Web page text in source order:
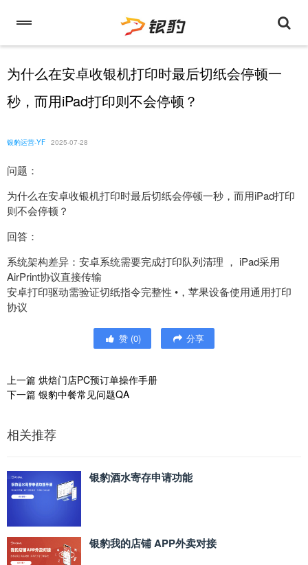
为什么在安卓收银机打印时最后切纸会停顿一
秒，而用iPad打印则不会停顿？
银豹运营-YF 2025-07-28
问题：
为什么在安卓收银机打印时最后切纸会停顿一秒，而用iPad打印
则不会停顿？
回答：
系统架构差异：安卓系统需要完成打印队列清理 ， iPad采用
AirPrint协议直接传输
安卓打印驱动需验证切纸指令完整性 •，苹果设备使用通用打印
协议
赞 (0) 分享
上一篇 烘焙门店PC预订单操作手册
下一篇 银豹中餐常见问题QA
相关推荐
银豹酒水寄存申请功能
银豹我的店铺 APP外卖对接